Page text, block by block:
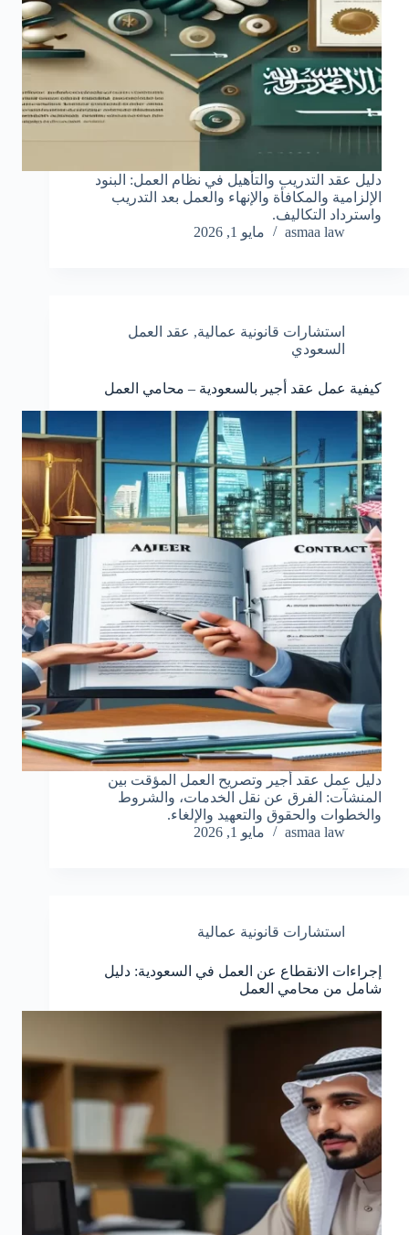
دليل عقد التدريب والتأهيل في نظام العمل: البنود
الإلزامية والمكافأة والإنهاء والعمل بعد التدريب
واسترداد التكاليف.
asmaa law
مايو 1, 2026
استشارات قانونية عمالية, عقد العمل
السعودي
كيفية عمل عقد أجير بالسعودية – محامي العمل
دليل عمل عقد أجير وتصريح العمل المؤقت بين
المنشآت: الفرق عن نقل الخدمات، والشروط
والخطوات والحقوق والتعهيد والإلغاء.
asmaa law
مايو 1, 2026
استشارات قانونية عمالية
إجراءات الانقطاع عن العمل في السعودية: دليل
شامل من محامي العمل